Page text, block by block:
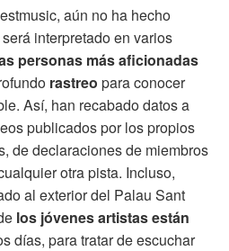
aún no ha hecho
interpretado en varios
personas más aficionadas
rastreo para conocer
Así, han recabado datos a
publicados por los propios
de declaraciones de miembros
otra pista. Incluso,
al exterior del Palau Sant
los jóvenes artistas están
días, para tratar de escuchar